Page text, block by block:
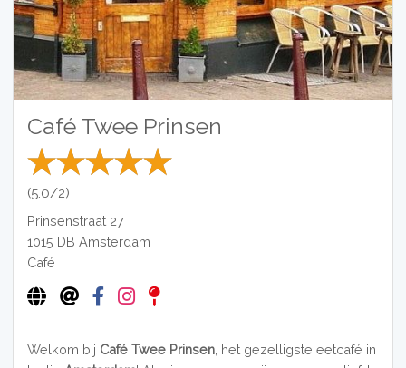
Café Twee Prinsen
(5.0/2)
Prinsenstraat 27
1015 DB Amsterdam
Café
Welkom bij Café Twee Prinsen, het gezelligste eetcafé in